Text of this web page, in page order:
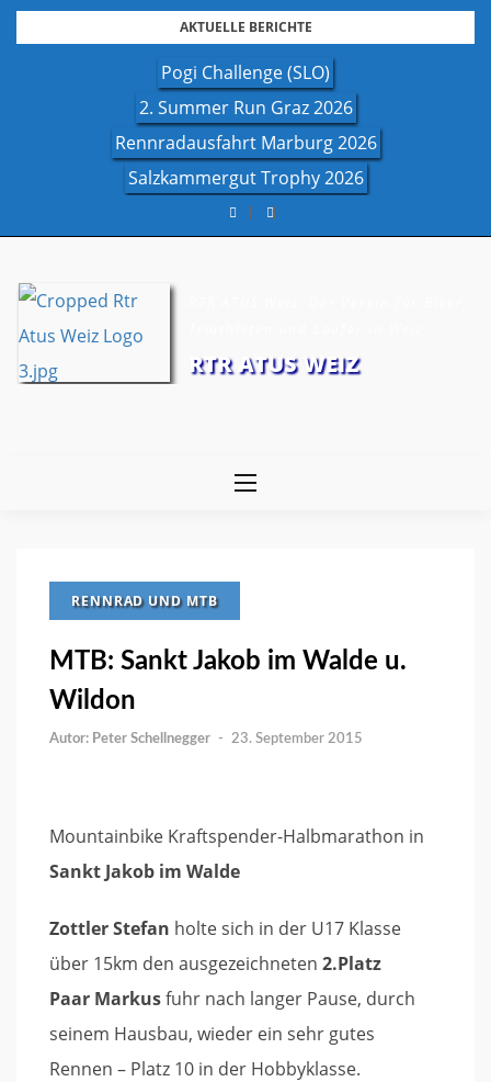
Skip
AKTUELLE BERICHTE
Pogi Challenge (SLO)
2. Summer Run Graz 2026
Rennradausfahrt Marburg 2026
Salzkammergut Trophy 2026
RTR ATUS WEIZ
RENNRAD UND MTB
MTB: Sankt Jakob im Walde u.
Wildon
Peter Schellnegger - 23. September 2015
Mountainbike Kraftspender-Halbmarathon in
Sankt Jakob im Walde
Zottler Stefan holte sich in der U17 Klasse
über 15km den ausgezeichneten 2.Platz
Paar Markusfuhr nach langer Pause, durch
seinem Hausbau, wieder ein sehr gutes
Rennen – Platz 10 in der Hobbyklasse.